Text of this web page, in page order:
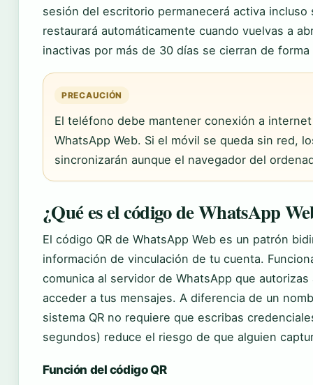
sesión del escritorio permanecerá activa
restaurará automáticamente cuando vuelvas a
inactivas por más de 30 días se cierran de forma
PRECAUCIÓN
El teléfono debe mantener conexión a
WhatsApp Web. Si el móvil se queda sin red,
sincronizarán aunque el navegador del
¿Qué es el código de WhatsApp
El código QR de WhatsApp Web es un patrón
información de vinculación de tu cuenta.
comunica al servidor de WhatsApp que
acceder a tus mensajes. A diferencia de un
sistema QR no requiere que escribas
segundos) reduce el riesgo de que alguien
Función del código QR